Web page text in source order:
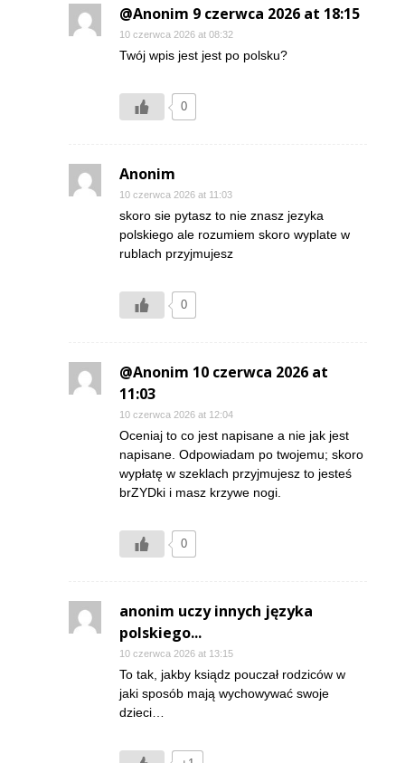
@Anonim 9 czerwca 2026 at 18:15
10 czerwca 2026 at 08:32
Twój wpis jest jest po polsku?
0
Anonim
10 czerwca 2026 at 11:03
skoro sie pytasz to nie znasz jezyka
polskiego ale rozumiem skoro wyplate w
rublach przyjmujesz
0
@Anonim 10 czerwca 2026 at
11:03
10 czerwca 2026 at 12:04
Oceniaj to co jest napisane a nie jak jest
napisane. Odpowiadam po twojemu; skoro
wypłatę w szeklach przyjmujesz to jesteś
brZYDki i masz krzywe nogi.
0
anonim uczy innych języka
polskiego...
10 czerwca 2026 at 13:15
To tak, jakby ksiądz pouczał rodziców w
jaki sposób mają wychowywać swoje
dzieci…